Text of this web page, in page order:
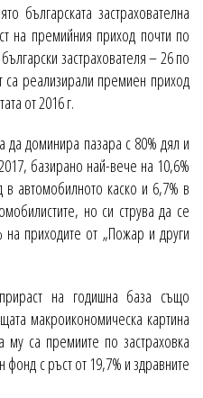
българската застрахователна
на премийния приход почти по
застрахователя – 26 по
реализирали премиен приход
от 2016 г.
доминира пазара с 80% дял и
базирано най-вече на 10,6%
автомобилното каско и 6,7% в
но си струва да се
приходите от „Пожар и други
на годишна база също
макроикономическа картина
му са премиите по застраховка
с ръст от 19,7% и здравните